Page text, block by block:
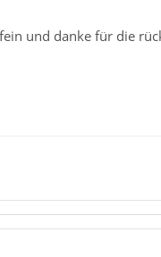
und danke für die